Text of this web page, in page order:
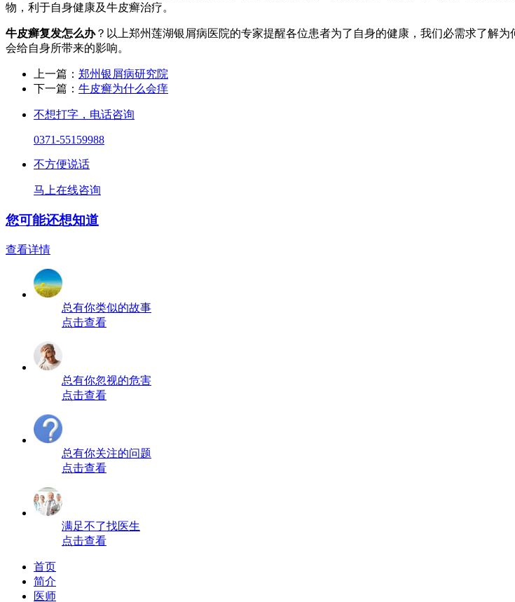
物，利于自身健康及牛皮癣治疗。
牛皮癣复发怎么办？以上郑州莲湖银屑病医院的专家提醒各位患者为了自身的健康，我们必需求了解
会给自身所带来的影响。
上一篇： 郑州银屑病研究院
下一篇： 牛皮癣为什么会痒
不想打字，电话咨询
0371-55159988
不方便说话
马上在线咨询
您可能还想知道
查看详情
总有你类似的故事
点击查看
总有你忽视的危害
点击查看
总有你关注的问题
点击查看
满足不了找医生
点击查看
首页
简介
医师